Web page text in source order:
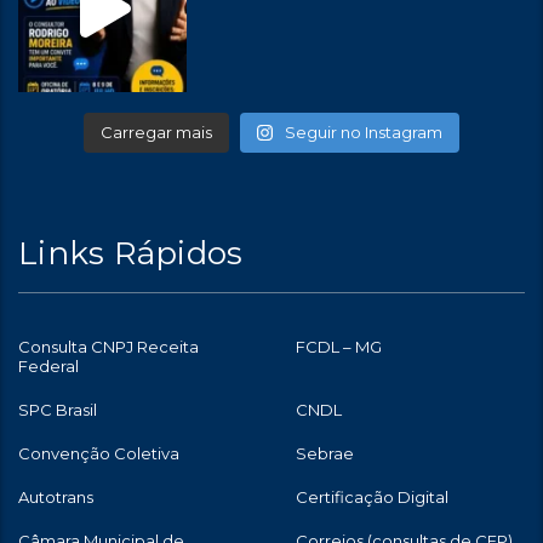
Carregar mais Seguir no Instagram
Links Rápidos
Consulta CNPJ Receita
Federal
FCDL – MG
SPC Brasil CNDL
Convenção Coletiva Sebrae
Autotrans Certificação Digital